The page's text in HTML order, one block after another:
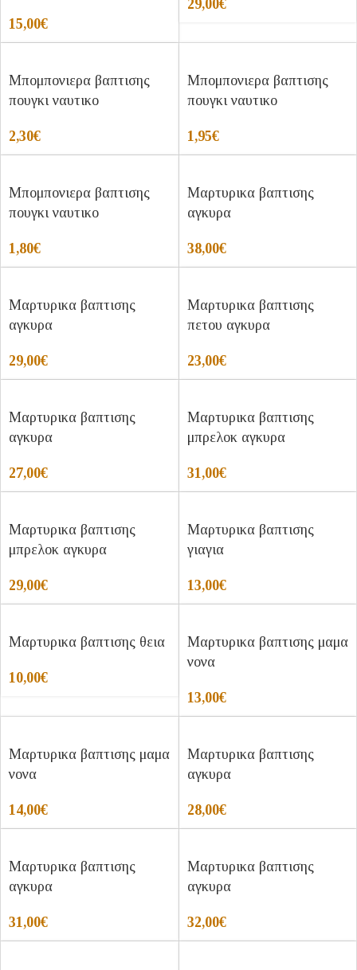
15,00€
29,00€
Μπομπονιερα βαπτισης
πουγκι ναυτικο
2,30€
Μπομπονιερα βαπτισης
πουγκι ναυτικο
1,95€
Μπομπονιερα βαπτισης
πουγκι ναυτικο
1,80€
Μαρτυρικα βαπτισης
αγκυρα
38,00€
Μαρτυρικα βαπτισης
αγκυρα
29,00€
Μαρτυρικα βαπτισης
πετου αγκυρα
23,00€
Μαρτυρικα βαπτισης
αγκυρα
27,00€
Μαρτυρικα βαπτισης
μπρελοκ αγκυρα
31,00€
Μαρτυρικα βαπτισης
μπρελοκ αγκυρα
29,00€
Μαρτυρικα βαπτισης
γιαγια
13,00€
Μαρτυρικα βαπτισης θεια
10,00€
Μαρτυρικα βαπτισης μαμα
νονα
13,00€
Μαρτυρικα βαπτισης μαμα
νονα
14,00€
Μαρτυρικα βαπτισης
αγκυρα
28,00€
Μαρτυρικα βαπτισης
αγκυρα
31,00€
Μαρτυρικα βαπτισης
αγκυρα
32,00€